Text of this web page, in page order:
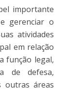
importante
gerenciar o
atividades
em relação
função legal,
de defesa,
outras áreas